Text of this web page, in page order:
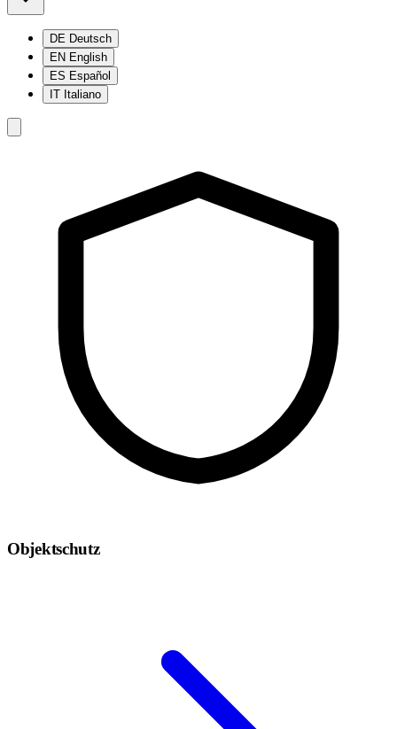
DE Deutsch
EN English
ES Español
IT Italiano
Objektschutz